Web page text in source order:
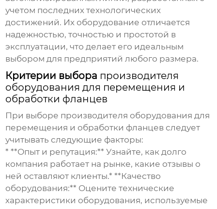
учетом последних технологических
достижений. Их оборудование отличается
надежностью, точностью и простотой в
эксплуатации, что делает его идеальным
выбором для предприятий любого размера.
Критерии выбора производителя
оборудования для перемещения и
обработки фланцев
При выборе производителя оборудования для
перемещения и обработки фланцев следует
учитывать следующие факторы:
* **Опыт и репутация:** Узнайте, как долго
компания работает на рынке, какие отзывы о
ней оставляют клиенты.* **Качество
оборудования:** Оцените технические
характеристики оборудования, используемые